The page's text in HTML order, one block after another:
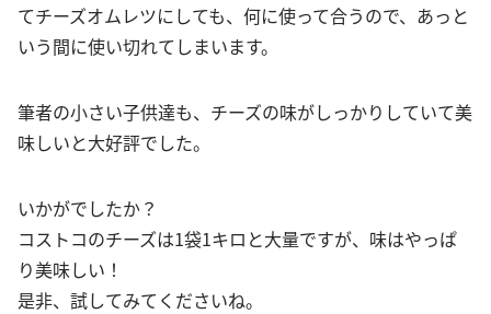
てチーズオムレツにしても、何に使って合うので、あっと
いう間に使い切れてしまいます。
筆者の小さい子供達も、チーズの味がしっかりしていて美
味しいと大好評でした。
いかがでしたか？
コストコのチーズは1袋1キロと大量ですが、味はやっぱ
り美味しい！
是非、試してみてくださいね。